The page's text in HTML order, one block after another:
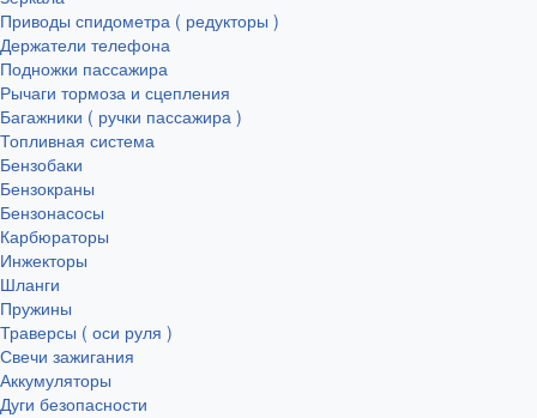
Приводы спидометра ( редукторы )
Держатели телефона
Подножки пассажира
Рычаги тормоза и сцепления
Багажники ( ручки пассажира )
Топливная система
Бензобаки
Бензокраны
Бензонасосы
Карбюраторы
Инжекторы
Шланги
Пружины
Траверсы ( оси руля )
Свечи зажигания
Аккумуляторы
Дуги безопасности